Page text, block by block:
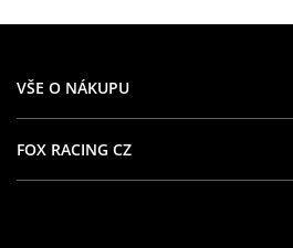
VŠE O NÁKUPU
FOX RACING CZ